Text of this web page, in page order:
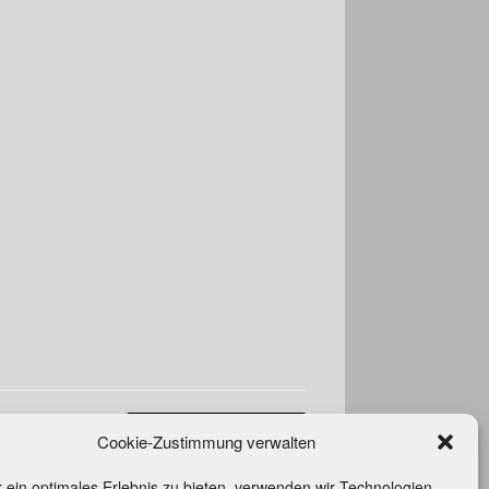
Cookie-Zustimmung verwalten